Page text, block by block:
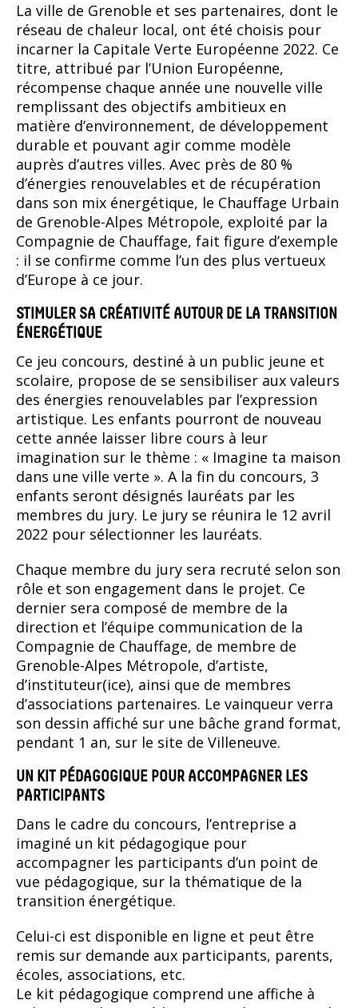
La ville de Grenoble et ses partenaires, dont le
réseau de chaleur local, ont été choisis pour
incarner la Capitale Verte Européenne 2022. Ce
titre, attribué par l’Union Européenne,
récompense chaque année une nouvelle ville
remplissant des objectifs ambitieux en
matière d’environnement, de développement
durable et pouvant agir comme modèle
auprès d’autres villes. Avec près de 80 %
d’énergies renouvelables et de récupération
dans son mix énergétique, le Chauffage Urbain
de Grenoble-Alpes Métropole, exploité par la
Compagnie de Chauffage, fait figure d’exemple
: il se confirme comme l’un des plus vertueux
d’Europe à ce jour.
STIMULER SA CRÉATIVITÉ AUTOUR DE LA TRANSITION
ÉNERGÉTIQUE
Ce jeu concours, destiné à un public jeune et
scolaire, propose de se sensibiliser aux valeurs
des énergies renouvelables par l’expression
artistique. Les enfants pourront de nouveau
cette année laisser libre cours à leur
imagination sur le thème : « Imagine ta maison
dans une ville verte ». A la fin du concours, 3
enfants seront désignés lauréats par les
membres du jury. Le jury se réunira le 12 avril
2022 pour sélectionner les lauréats.
Chaque membre du jury sera recruté selon son
rôle et son engagement dans le projet. Ce
dernier sera composé de membre de la
direction et l’équipe communication de la
Compagnie de Chauffage, de membre de
Grenoble-Alpes Métropole, d’artiste,
d’instituteur(ice), ainsi que de membres
d’associations partenaires. Le vainqueur verra
son dessin affiché sur une bâche grand format,
pendant 1 an, sur le site de Villeneuve.
UN KIT PÉDAGOGIQUE POUR ACCOMPAGNER LES
PARTICIPANTS
Dans le cadre du concours, l’entreprise a
imaginé un kit pédagogique pour
accompagner les participants d’un point de
vue pédagogique, sur la thématique de la
transition énergétique.
Celui-ci est disponible en ligne et peut être
remis sur demande aux participants, parents,
écoles, associations, etc.
Le kit pédagogique comprend une affiche à